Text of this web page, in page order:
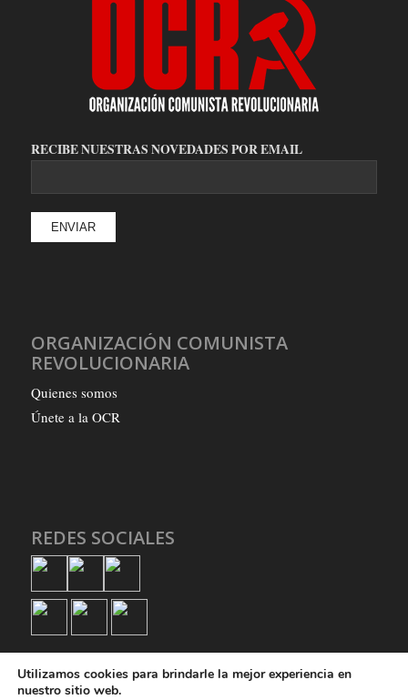
RECIBE NUESTRAS NOVEDADES POR EMAIL
ORGANIZACIÓN COMUNISTA
REVOLUCIONARIA
Quienes somos
Únete a la OCR
REDES SOCIALES
Utilizamos cookies para brindarle la mejor experiencia en
nuestro sitio web.